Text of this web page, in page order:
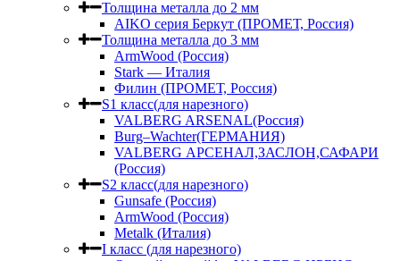
Толщина металла до 2 мм
AIKO серия Беркут (ПРОМЕТ, Россия)
Толщина металла до 3 мм
ArmWood (Россия)
Stark — Италия
Филин (ПРОМЕТ, Россия)
S1 класс(для нарезного)
VALBERG ARSENAL(Россия)
Burg–Wachter(ГЕРМАНИЯ)
VALBERG АРСЕНАЛ,ЗАСЛОН,САФАРИ
(Россия)
S2 класс(для нарезного)
Gunsafe (Россия)
ArmWood (Россия)
Metalk (Италия)
I класс (для нарезного)